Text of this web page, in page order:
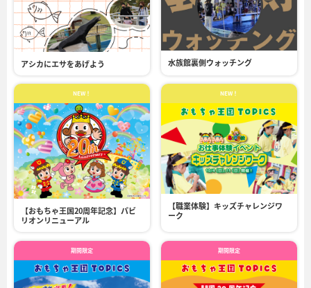
アシカにエサをあげよう 水族館裏側ウォッチング
NEW！
【おもちゃ王国20周年記念】パビ
リオンリニューアル
NEW！
【職業体験】キッズチャレンジワ
ーク
期間限定 期間限定